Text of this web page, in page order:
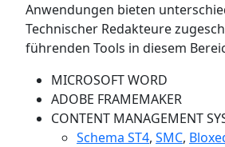
Anwendungen bieten
Technischer Redakteure
führenden Tools in diesem
MICROSOFT WORD
ADOBE FRAMEMAKER
CONTENT MANAGEMENT
Schema ST4, SMC,